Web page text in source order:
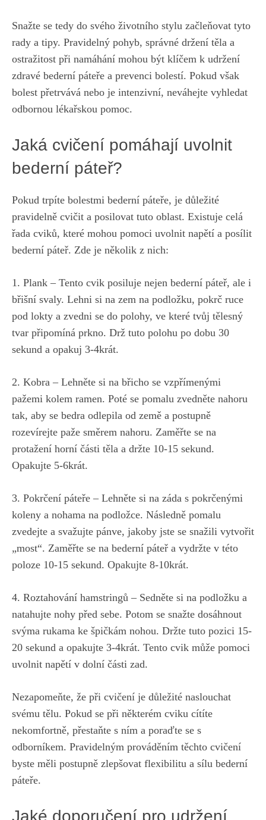
Snažte se tedy do svého životního stylu začleňovat tyto
rady a tipy. Pravidelný pohyb, správné držení těla a
ostražitost při namáhání mohou být klíčem k udržení
zdravé bederní páteře a prevenci bolestí. Pokud však
bolest přetrvává nebo je intenzivní, neváhejte vyhledat
odbornou lékařskou pomoc.
Jaká cvičení pomáhají uvolnit
bederní páteř?
Pokud trpíte bolestmi bederní páteře, je důležité
pravidelně cvičit a posilovat tuto oblast. Existuje celá
řada cviků, které mohou pomoci uvolnit napětí a posílit
bederní páteř. Zde je několik z nich:
1. Plank – Tento cvik posiluje nejen bederní páteř, ale i
břišní svaly. Lehni si na zem na podložku, pokrč ruce
pod lokty a zvedni se do polohy, ve které tvůj tělesný
tvar připomíná prkno. Drž tuto polohu po dobu 30
sekund a opakuj 3-4krát.
2. Kobra – Lehněte si na břicho se vzpřímenými
pažemi kolem ramen. Poté se pomalu zvedněte nahoru
tak, aby se bedra odlepila od země a postupně
rozevírejte paže směrem nahoru. Zaměřte se na
protažení horní části těla a držte 10-15 sekund.
Opakujte 5-6krát.
3. Pokrčení páteře – Lehněte si na záda s pokrčenými
koleny a nohama na podložce. Následně pomalu
zvedejte a svažujte pánve, jakoby jste se snažili vytvořit
„most“. Zaměřte se na bederní páteř a vydržte v této
poloze 10-15 sekund. Opakujte 8-10krát.
4. Roztahování hamstringů – Sedněte si na podložku a
natahujte nohy před sebe. Potom se snažte dosáhnout
svýma rukama ke špičkám nohou. Držte tuto pozici 15-
20 sekund a opakujte 3-4krát. Tento cvik může pomoci
uvolnit napětí v dolní části zad.
Nezapomeňte, že při cvičení je důležité naslouchat
svému tělu. Pokud se při některém cviku cítíte
nekomfortně, přestaňte s ním a poraďte se s
odborníkem. Pravidelným prováděním těchto cvičení
byste měli postupně zlepšovat flexibilitu a sílu bederní
páteře.
Jaké doporučení pro udržení